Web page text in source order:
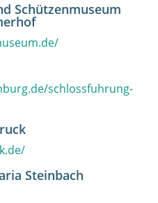
Schützenmuseum
schlossfuhrung-
Steinbach